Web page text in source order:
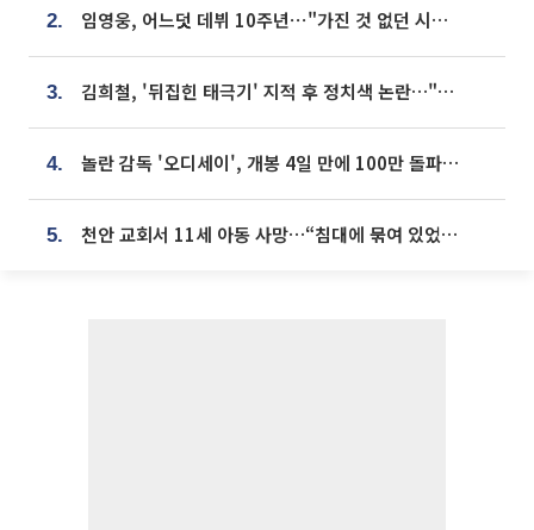
2. 임영웅, 어느덧 데뷔 10주년⋯"가진 것 없던 시절, 내 앞엔 20명의 팬뿐"
3. 김희철, '뒤집힌 태극기' 지적 후 정치색 논란…"좌우 떠나 우리나라 국기"
4. 놀란 감독 '오디세이', 개봉 4일 만에 100만 돌파⋯'왕사남' 보다 빠르다
5. 천안 교회서 11세 아동 사망…“침대에 묶여 있었다” 진술 확보